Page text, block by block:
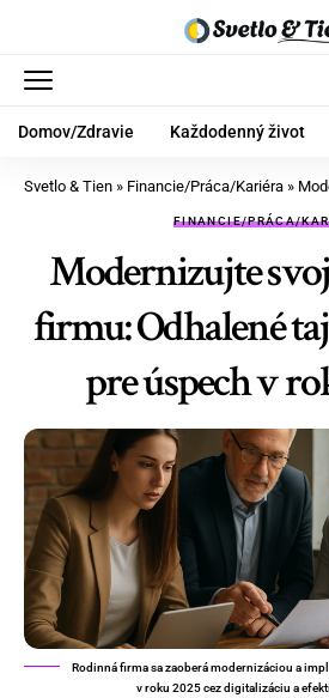
Domov/Zdravie Každodenný život
Svetlo & Tien » Financie/Práca/Kariéra »
FINANCIE/PRÁCA/
Modernizujte
firmu: Odhalené
pre úspech v
Rodinná firma sa zaoberá modernizáciou a
v roku 2025 cez digitalizáciu a